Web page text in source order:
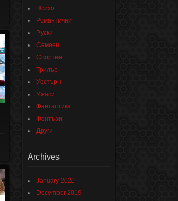
Психо
Романтични
Руски
Семеен
Спортни
Трилър
Уестърн
Ужаси
Фантастика
Фентъзи
Други
Archives
January 2020
December 2019